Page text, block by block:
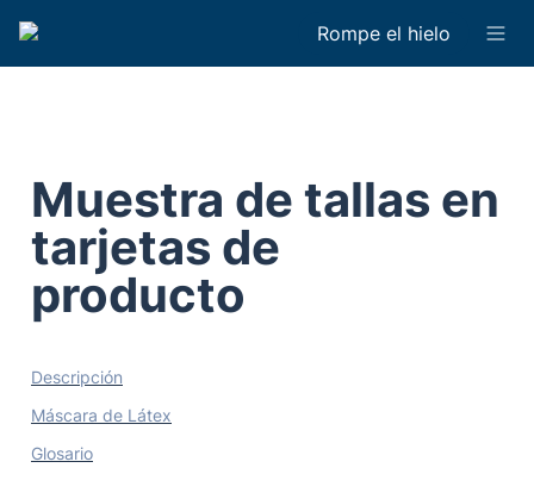
Rompe el hielo
Muestra de tallas en
tarjetas de
producto
Descripción
Máscara de Látex
Glosario